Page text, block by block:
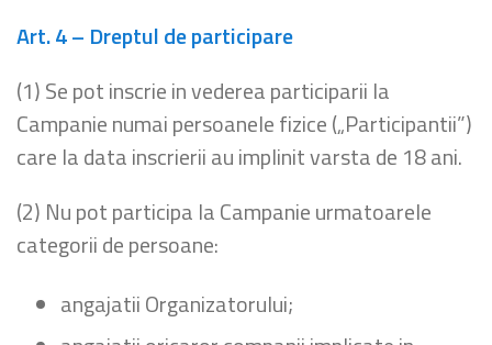
Art. 4 – Dreptul de participare
(1) Se pot inscrie in vederea participarii la
Campanie numai persoanele fizice („Participantii”)
care la data inscrierii au implinit varsta de 18 ani.
(2) Nu pot participa la Campanie urmatoarele
categorii de persoane:
angajatii Organizatorului;